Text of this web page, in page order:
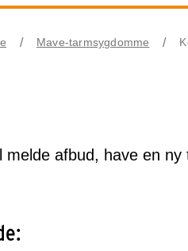
Mave-tarmsygdomme
melde afbud, have en